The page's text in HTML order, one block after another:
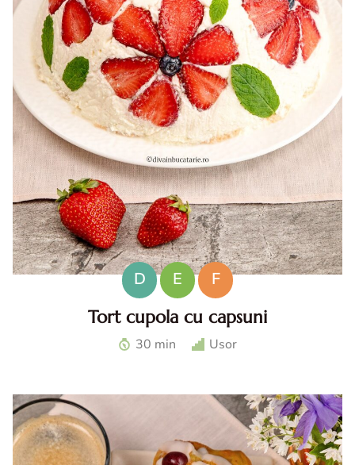
D E
F
Tort cupola cu capsuni
Tort cupola cu capsuni. Tort fara coacere cu capsuni. Tort
cu mascarpone si capsuni. Reteta tort cupola. Tort cu
30 min Usor